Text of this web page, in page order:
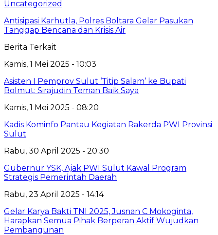
Uncategorized
Antisipasi Karhutla, Polres Boltara Gelar Pasukan
Tanggap Bencana dan Krisis Air
Berita Terkait
Kamis, 1 Mei 2025 - 10:03
Asisten I Pemprov Sulut ‘Titip Salam’ ke Bupati
Bolmut: Sirajudin Teman Baik Saya
Kamis, 1 Mei 2025 - 08:20
Kadis Kominfo Pantau Kegiatan Rakerda PWI Provinsi
Sulut
Rabu, 30 April 2025 - 20:30
Gubernur YSK, Ajak PWI Sulut Kawal Program
Strategis Pemerintah Daerah
Rabu, 23 April 2025 - 14:14
Gelar Karya Bakti TNI 2025, Jusnan C Mokoginta,
Harapkan Semua Pihak Berperan Aktif Wujudkan
Pembangunan